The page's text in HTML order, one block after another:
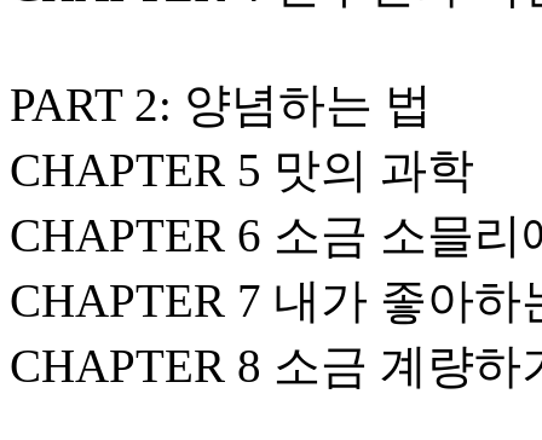
PART 2: 양념하는 법
CHAPTER 5 맛의 과학
CHAPTER 6 소금 소믈리
CHAPTER 7 내가 좋아하
CHAPTER 8 소금 계량하